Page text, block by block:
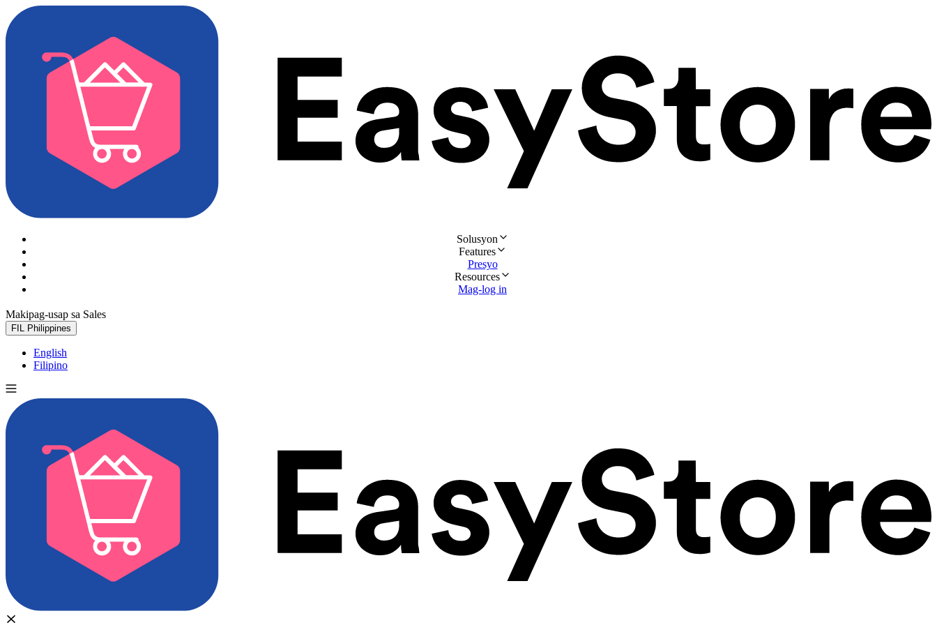
Solusyon
Features
Presyo
Resources
Mag-log in
Makipag-usap sa Sales
FIL Philippines
English
Filipino